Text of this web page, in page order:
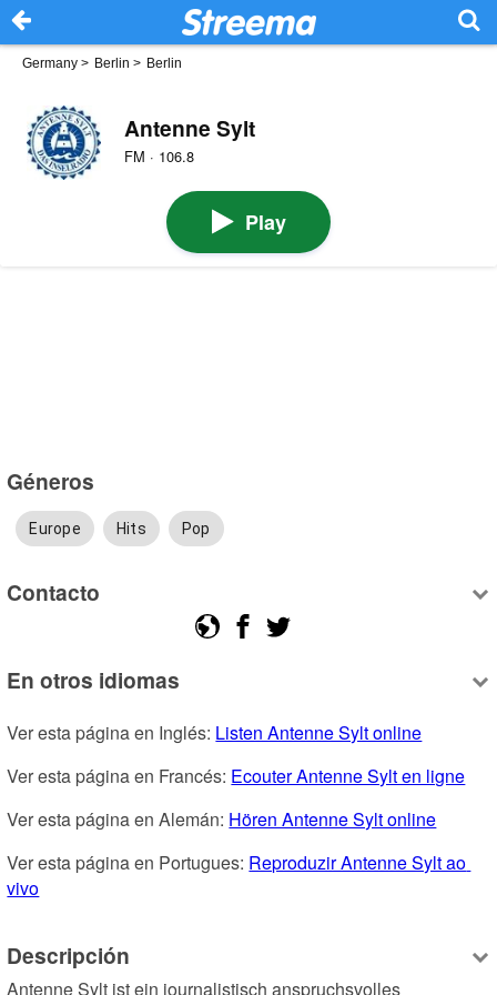
Germany > Berlin > Berlin
Antenne Sylt
FM · 106.8
Play
Géneros
Europe Hits Pop
Contacto
En otros idiomas
Ver esta página en Inglés: Listen Antenne Sylt online
Ver esta página en Francés: Ecouter Antenne Sylt en ligne
Ver esta página en Alemán: Hören Antenne Sylt online
Ver esta página en Portugues: Reproduzir Antenne Sylt ao
vivo
Descripción
Antenne Sylt ist ein journalistisch anspruchsvolles